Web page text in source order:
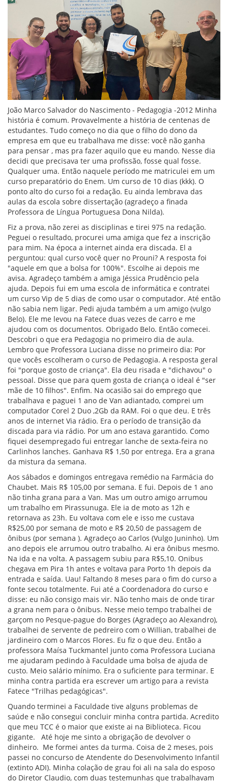
João Marco Salvador do Nascimento - Pedagogia -2012 Minha
história é comum. Provavelmente a história de centenas de
estudantes. Tudo começo no dia que o filho do dono da
empresa em que eu trabalhava me disse: você não ganha
para pensar , mas pra fazer aquilo que eu mando. Nesse dia
decidi que precisava ter uma profissão, fosse qual fosse.
Qualquer uma. Então naquele período me matriculei em um
curso preparatório do Enem. Um curso de 10 dias (kkk). O
ponto alto do curso foi a redação. Eu ainda lembrava das
aulas da escola sobre dissertação (agradeço a finada
Professora de Língua Portuguesa Dona Nilda).
Fiz a prova, não zerei as disciplinas e tirei 975 na redação.
Peguei o resultado, procurei uma amiga que fez a inscrição
para mim. Na época a internet ainda era discada. El a
perguntou: qual curso você quer no Prouni? A resposta foi
"aquele em que a bolsa for 100%". Escolhe ai depois me
avisa. Agradeço também a amiga Jéssica Prudêncio pela
ajuda. Depois fui em uma escola de informática e contratei
um curso Vip de 5 dias de como usar o computador. Até então
não sabia nem ligar. Pedi ajuda também a um amigo (vulgo
Belo). Ele me levou na Fatece duas vezes de carro e me
ajudou com os documentos. Obrigado Belo. Então comecei.
Descobri o que era Pedagogia no primeiro dia de aula.
Lembro que Professora Luciana disse no primeiro dia: Por
que vocês escolheram o curso de Pedagogia. A resposta geral
foi "porque gosto de criança". Ela deu risada e "dichavou" o
pessoal. Disse que para quem gosta de criança o ideal é "ser
mãe de 10 filhos". Enfim. Na ocasião sai do emprego que
trabalhava e paguei 1 ano de Van adiantado, comprei um
computador Corel 2 Duo ,2Gb da RAM. Foi o que deu. E três
anos de internet Via rádio. Era o período de transição da
discada para via rádio. Por um ano estava garantido. Como
fiquei desempregado fui entregar lanche de sexta-feira no
Carlinhos lanches. Ganhava R$ 1,50 por entrega. Era a grana
da mistura da semana.
Aos sábados e domingos entregava remédio na Farmácia do
Chaubet. Mais R$ 105,00 por semana. E fui. Depois de 1 ano
não tinha grana para a Van. Mas um outro amigo arrumou
um trabalho em Pirassunuga. Ele ia de moto as 12h e
retornava as 23h. Eu voltava com ele e isso me custava
R$25,00 por semana de moto e R$ 20,50 de passagem de
ônibus (por semana ). Agradeço ao Carlos (Vulgo Juninho). Um
ano depois ele arrumou outro trabalho. Ai era ônibus mesmo.
Na ida e na volta. A passagem subiu para R$5,10. Onibus
chegava em Pira 1h antes e voltava para Porto 1h depois da
entrada e saída. Uau! Faltando 8 meses para o fim do curso a
fonte secou totalmente. Fui até a Coordenadora do curso e
disse: eu não consigo mais vir. Não tenho mais de onde tirar
a grana nem para o ônibus. Nesse meio tempo trabalhei de
garçom no Pesque-pague do Borges (Agradeço ao Alexandro),
trabalhei de servente de pedreiro com o Willian, trabalhei de
jardineiro com o Marcos Flores. Eu fiz o que deu. Então a
professora Maísa Tuckmantel junto coma Professora Luciana
me ajudaram pedindo à Faculdade uma bolsa de ajuda de
custo. Meio salário mínimo. Era o suficiente para terminar. E
minha contra partida era escrever um artigo para a revista
Fatece "Trilhas pedagógicas".
Quando terminei a Faculdade tive alguns problemas de
saúde e não consegui concluir minha contra partida. Acredito
que meu TCC é o maior que existe ai na Biblioteca. Ficou
gigante. Até hoje me sinto a obrigação de devolver o
dinheiro. Me formei antes da turma. Coisa de 2 meses, pois
passei no concurso de Atendente do Desenvolvimento Infantil
(extinto ADI). Minha colação de grau foi ali na sala do esposo
do Diretor Claudio, com duas testemunhas que trabalhavam